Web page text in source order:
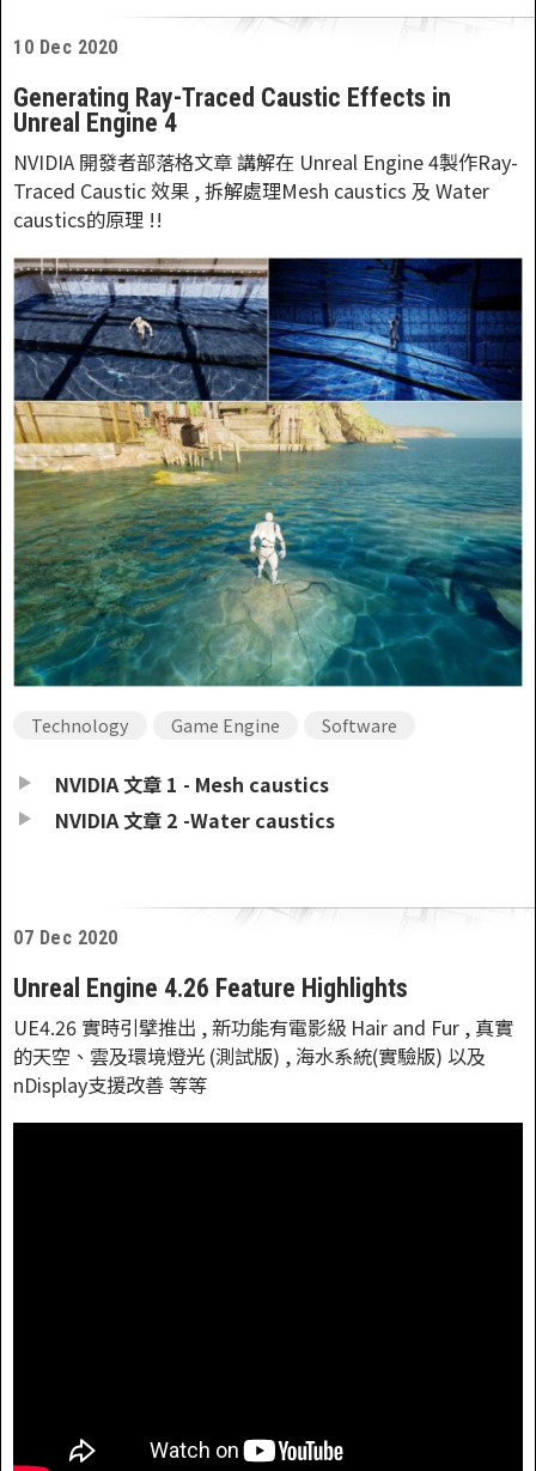
10 Dec 2020
Generating Ray-Traced Caustic Effects in
Unreal Engine 4
NVIDIA 開發者部落格文章 講解在 Unreal Engine 4製作Ray-
Traced Caustic 效果 , 拆解處理Mesh caustics 及 Water
caustics的原理 !!
Technology Game Engine Software
NVIDIA 文章 1 - Mesh caustics
NVIDIA 文章 2 -Water caustics
07 Dec 2020
Unreal Engine 4.26 Feature Highlights
UE4.26 實時引擘推出 , 新功能有電影級 Hair and Fur , 真實
的天空、雲及環境燈光 (測試版) , 海水系統(實驗版) 以及
nDisplay支援改善 等等